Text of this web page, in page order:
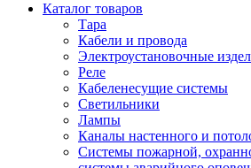
Каталог товаров
Тара
Кабели и провода
Электроустановочные
Реле
Кабеленесущие системы
Светильники
Лампы
Каналы настенного и
Системы пожарной,